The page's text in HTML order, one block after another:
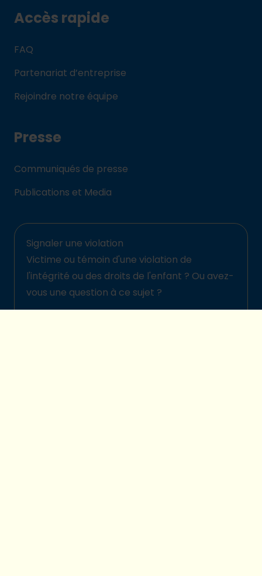
Accès rapide
FAQ
Partenariat d’entreprise
Rejoindre notre équipe
Presse
Communiqués de presse
Publications et Media
Signaler une violation
Victime ou témoin d'une violation de
l'intégrité ou des droits de l'enfant ? Ou avez-
vous une question à ce sujet ?